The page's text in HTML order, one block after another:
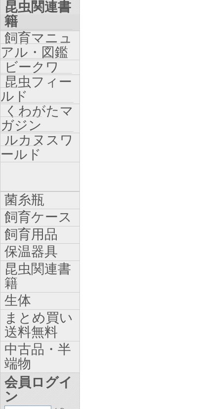
昆虫関連書
籍
飼育マニュ
アル・図鑑
ビークワ
昆虫フィー
ルド
くわがたマ
ガジン
ルカヌスワ
ールド
菌糸瓶
飼育ケース
飼育用品
保温器具
昆虫関連書
籍
生体
まとめ買い
送料無料
中古品・半
端物
会員ログイ
ン